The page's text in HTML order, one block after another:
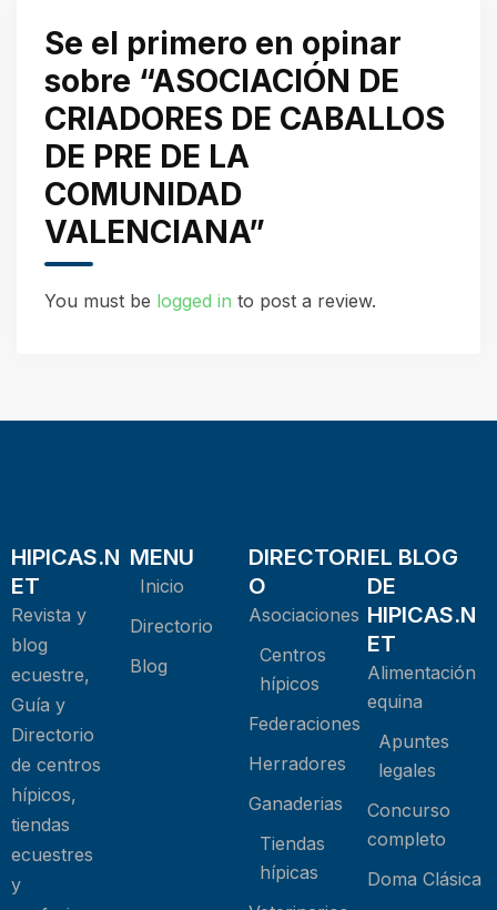
Se el primero en opinar
sobre “ASOCIACIÓN DE
CRIADORES DE CABALLOS
DE PRE DE LA
COMUNIDAD
VALENCIANA”
You must be logged in to post a review.
HIPICAS.N
ET
Revista y
blog
ecuestre,
Guía y
Directorio
de centros
hípicos,
tiendas
ecuestres
y
MENU
Inicio
Directorio
Blog
DIRECTORI
O
Asociaciones
Centros
hípicos
Federaciones
Herradores
Ganaderias
Tiendas
hípicas
EL BLOG
DE
HIPICAS.N
ET
Alimentación
equina
Apuntes
legales
Concurso
completo
Doma Clásica